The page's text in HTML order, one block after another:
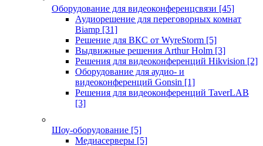
Оборудование для видеоконференцсвязи [45]
Аудиорешение для переговорных комнат
Biamp [31]
Решение для ВКС от WyreStorm [5]
Выдвижные решения Arthur Holm [3]
Решения для видеоконференций Hikvision [2]
Оборудование для аудио- и
видеоконференций Gonsin [1]
Решения для видеоконференций TaverLAB
[3]
Шоу-оборудование [5]
Медиасерверы [5]